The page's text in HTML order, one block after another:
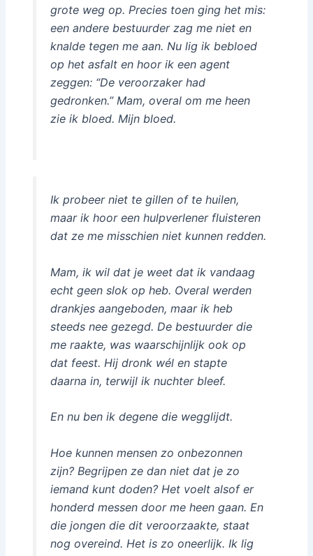
grote weg op. Precies toen ging het mis:
een andere bestuurder zag me niet en
knalde tegen me aan. Nu lig ik bebloed
op het asfalt en hoor ik een agent
zeggen: “De veroorzaker had
gedronken.” Mam, overal om me heen
zie ik bloed. Mijn bloed.
Ik probeer niet te gillen of te huilen,
maar ik hoor een hulpverlener fluisteren
dat ze me misschien niet kunnen redden.
Mam, ik wil dat je weet dat ik vandaag
echt geen slok op heb. Overal werden
drankjes aangeboden, maar ik heb
steeds nee gezegd. De bestuurder die
me raakte, was waarschijnlijk ook op
dat feest. Hij dronk wél en stapte
daarna in, terwijl ik nuchter bleef.
En nu ben ik degene die wegglijdt.
Hoe kunnen mensen zo onbezonnen
zijn? Begrijpen ze dan niet dat je zo
iemand kunt doden? Het voelt alsof er
honderd messen door me heen gaan. En
die jongen die dit veroorzaakte, staat
nog overeind. Het is zo oneerlijk. Ik lig